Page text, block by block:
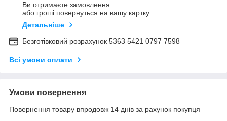
Ви отримаєте замовлення
або гроші повернуться на вашу картку
Детальніше
Безготівковий розрахунок 5363 5421 0797 7598
Всі умови оплати
Умови повернення
Повернення товару впродовж 14 днів за рахунок покупця